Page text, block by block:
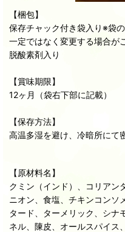
【梱包】
保存チャック付き袋入り※袋
一定ではなく変更する場合が
脱酸素剤入り
【賞味期限】
12ヶ月（袋右下部に記載）
【保存方法】
高温多湿を避け、冷暗所にて
【原材料名】
クミン（インド）、コリアン
ニオン、食塩、チキンコンソ
タード、ターメリック、シナ
ネル、陳皮、オールスパイス